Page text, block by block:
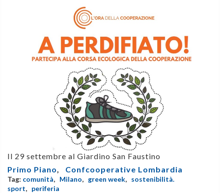
Il 29 settembre al Giardino San Faustino
Primo Piano, Confcooperative Lombardia
Tag: comunità, Milano, green week, sostenibilità.
sport, periferia